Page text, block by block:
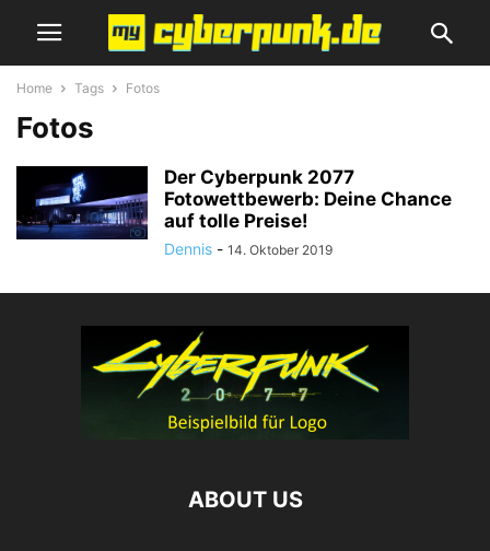
Home Tags Fotos
Fotos
Der Cyberpunk 2077
Fotowettbewerb: Deine Chance
auf tolle Preise!
Dennis - 14. Oktober 2019
ABOUT US